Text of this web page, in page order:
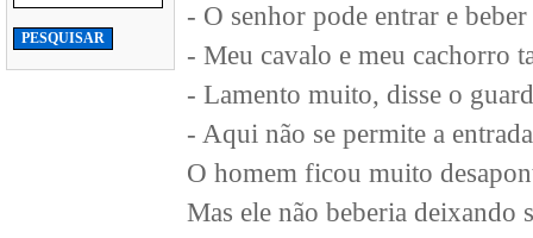
- O senhor pode entrar e
- Meu cavalo e meu cachorro
- Lamento muito, disse o
- Aqui não se permite a
O homem ficou muito
Mas ele não beberia deixando